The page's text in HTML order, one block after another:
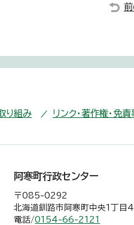
前
り組み リンク・著作権・免
阿寒町行政センター
〒085-0292
北海道釧路市阿寒町中央1丁目
電話/0154-66-2121